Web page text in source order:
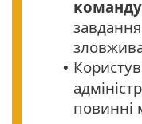
команду
•
повинні